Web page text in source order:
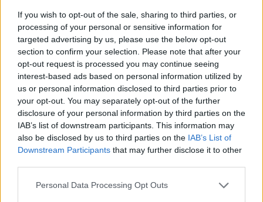
If you wish to opt-out of the sale, sharing to third parties, or
processing of your personal or sensitive information for
targeted advertising by us, please use the below opt-out
section to confirm your selection. Please note that after your
opt-out request is processed you may continue seeing
interest-based ads based on personal information utilized by
us or personal information disclosed to third parties prior to
your opt-out. You may separately opt-out of the further
disclosure of your personal information by third parties on the
IAB’s list of downstream participants. This information may
also be disclosed by us to third parties on the IAB’s List of
Downstream Participants that may further disclose it to other
Personal Data Processing Opt Outs
galler under bakduk.